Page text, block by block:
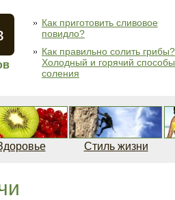
Как приготовить сливовое
повидло?
Как правильно солить грибы?
Холодный и горячий способы
соления
Стиль жизни